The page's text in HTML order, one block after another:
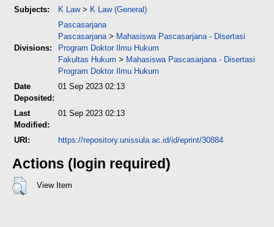
Subjects:
K Law> K Law (General)
Divisions:
Pascasarjana
Pascasarjana> Mahasiswa Pascasarjana - Disertasi
Program Doktor Ilmu Hukum
Fakultas Hukum > Mahasiswa Pascasarjana - Disertasi
Program Doktor Ilmu Hukum
Date
Deposited:
01 Sep 2023 02:13
Last
Modified:
01 Sep 2023 02:13
URI: https://repository.unissula.ac.id/id/eprint/30884
Actions (login required)
View Item